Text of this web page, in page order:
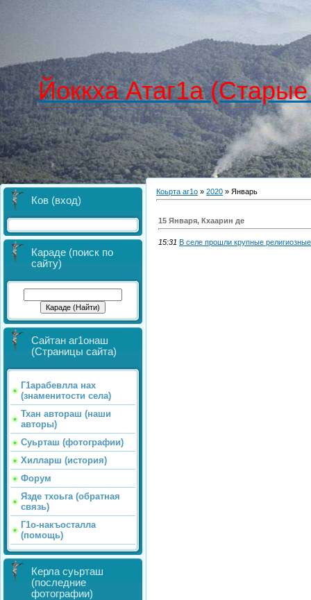
Йоккха Атаг1а
Ков (вход)
Караде (поиск по
сайту)
Сайтан аг1онаш
(Страницы сайта)
Г1арабевлла нах
(знаменитости села)
Тхан автораш (наши
авторы)
Суьрташ (фотографии)
Хилларш (история)
Форум
Язде тхоьга (обратная
связь)
Г1о-накъосталла
(помощь)
Керла суьрташ
(последние
фотографии)
Коьрта аг1о » 2020 » Январь
15 Января, Кхаарин де
15:31 В селе прошли крупные